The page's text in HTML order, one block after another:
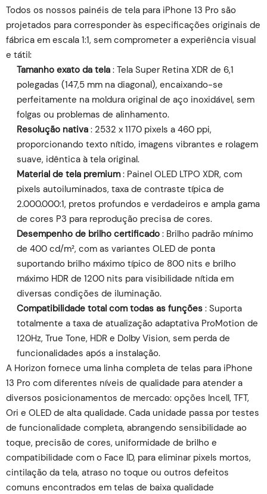
Todos os nossos painéis de tela para iPhone 13 Pro são
projetados para corresponder às especificações originais de
fábrica em escala 1:1, sem comprometer a experiência visual
e tátil:
Tamanho exato da tela : Tela Super Retina XDR de 6,1
polegadas (147,5 mm na diagonal), encaixando-se
perfeitamente na moldura original de aço inoxidável, sem
folgas ou problemas de alinhamento.
Resolução nativa : 2532 x 1170 pixels a 460 ppi,
proporcionando texto nítido, imagens vibrantes e rolagem
suave, idêntica à tela original.
Material de tela premium: Painel OLED LTPO XDR, com
pixels autoiluminados, taxa de contraste típica de
2.000.000:1, pretos profundos e verdadeiros e ampla gama
de cores P3 para reprodução precisa de cores.
Desempenho de brilho certificado : Brilho padrão mínimo
de 400 cd/m², com as variantes OLED de ponta
suportando brilho máximo típico de 800 nits e brilho
máximo HDR de 1200 nits para visibilidade nítida em
diversas condições de iluminação.
Compatibilidade total com todas as funções : Suporta
totalmente a taxa de atualização adaptativa ProMotion de
120Hz, True Tone, HDR e Dolby Vision, sem perda de
funcionalidades após a instalação.
A Horizon fornece uma linha completa de telas para iPhone
13 Pro com diferentes níveis de qualidade para atender a
diversos posicionamentos de mercado: opções Incell, TFT,
Ori e OLED de alta qualidade. Cada unidade passa por testes
de funcionalidade completa, abrangendo sensibilidade ao
toque, precisão de cores, uniformidade de brilho e
compatibilidade com o Face ID, para eliminar pixels mortos,
cintilação da tela, atraso no toque ou outros defeitos
comuns encontrados em telas de baixa qualidade